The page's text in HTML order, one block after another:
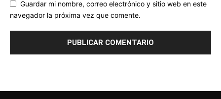
Guardar mi nombre, correo electrónico y sitio web en este
navegador la próxima vez que comente.